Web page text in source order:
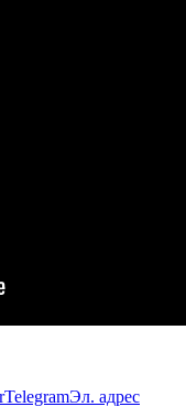
TelegramЭл. адрес